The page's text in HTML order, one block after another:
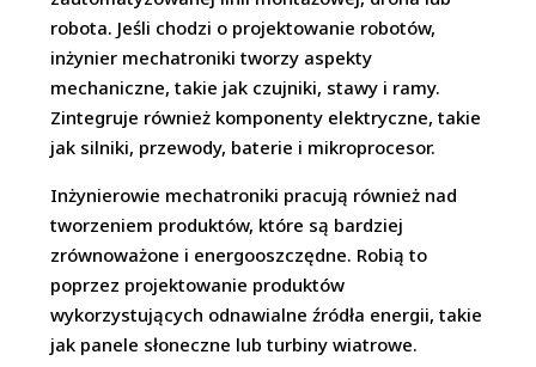
robota. Jeśli chodzi o projektowanie robotów,
inżynier mechatroniki tworzy aspekty
mechaniczne, takie jak czujniki, stawy i ramy.
Zintegruje również komponenty elektryczne, takie
jak silniki, przewody, baterie i mikroprocesor.
Inżynierowie mechatroniki pracują również nad
tworzeniem produktów, które są bardziej
zrównoważone i energooszczędne. Robią to
poprzez projektowanie produktów
wykorzystujących odnawialne źródła energii, takie
jak panele słoneczne lub turbiny wiatrowe.